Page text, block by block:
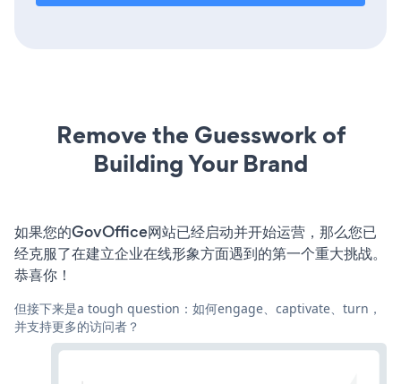
Remove the Guesswork of
Building Your Brand
如果您的GovOffice网站已经启动并开始运营，那么您已
经克服了在建立企业在线形象方面遇到的第一个重大挑战。
恭喜你！
但接下来是a tough question：如何engage、captivate、turn，
并支持更多的访问者？